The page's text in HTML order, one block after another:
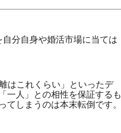
分自身や婚活市場に当ては
はこれくらい」といったデ
一人」との相性を保証するも
しまうのは本末転倒です。